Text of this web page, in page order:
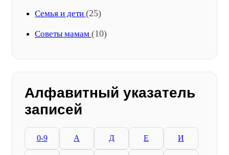
Семья и дети (25)
Советы мамам (10)
Алфавитный указатель
записей
0-9 А Д Е И